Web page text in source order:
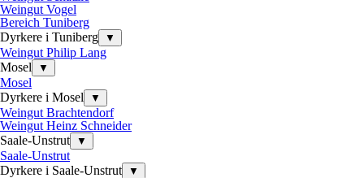
Weingut Vogel
Bereich Tuniberg
Dyrkere i Tuniberg
▼
Weingut Philip Lang
Mosel
▼
Mosel
Dyrkere i Mosel
▼
Weingut Brachtendorf
Weingut Heinz Schneider
Saale-Unstrut
▼
Saale-Unstrut
Dyrkere i Saale-Unstrut
▼